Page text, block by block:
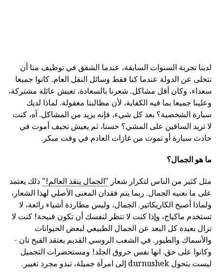
لدينا تجربة السنوات السابقة، عندما الشقق في توظيف منا أن
نتخلى عن الدولة عندما كنا فقط وسائل النقل العام. كانوا جميعا
سعداء، وكان أقل مشاكل. شعرنا بالسعادة، تعيش عائلة مشتركة،
وعلينا جميعا بما فيه الكفاية، لأن مطالبنا معقولة. لماذا لديك
سيارة الشخصية؟ بعد كل شيء، فإنه يزيد من المشاكل. آه، كنت
لا تريد الساقين على المشي؟ حسنا، ثم يعيش نحيف أموت في
حادث سيارة أو تموت من غازات العادم في وقت مبكر.
ما هو الجمال؟
مثل كثير من الناس لتكرار شعار "الجمال ينقذ العالم!" ذلك يعتمد
على ما نعنيه الجمال. ربما يتم فقدان المعنى الأصلي لهذا الشعار،
ولماذا أصبح الكاريكاتير. الجمال، وليس مطاردة أشياء رائعة، لا
تستخدم ماكياج، وإذا كنت لا تنظر لنفسك أن تكون قبيحة! كنت لا
تزال بعيدة كل البعد عن الجمال الطبيعي لبعض الحيوانات
والأسماك والطيور. في الشعب الروسي القديم يعتقد القبح تان -
وكانوا على حق. انها نفس حروق الجلد! ومستحضرات التجميل
ليست يتحول durnushek إلى امرأة جميلة، تبدو مجرد تغيير.